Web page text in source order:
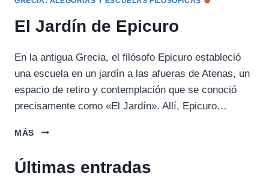
El Jardín de Epicuro
En la antigua Grecia, el filósofo Epicuro estableció
una escuela en un jardín a las afueras de Atenas, un
espacio de retiro y contemplación que se conoció
precisamente como «El Jardín». Allí, Epicuro…
MÁS
EL
EPICURO
Últimas entradas